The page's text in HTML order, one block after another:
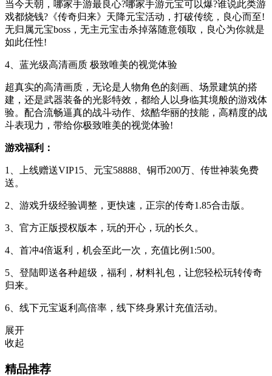
当今天朝，哪家手游最良心?哪家手游元宝可以爆?谁说此类游
戏都烧钱?《传奇归来》天降元宝活动，打破传统，良心而至!
无归属元宝boss，无主元宝击杀掉落随意领取，良心为你就是
如此任性!
4、蓝光级高清画质 极致唯美的视觉体验
超真实的高清画质，无论是人物角色的刻画、场景建筑的搭
建，还是武器装备的光影特效，都给人以身临其境般的游戏体
验。配合流畅逼真的战斗动作、炫酷华丽的技能，高精度的战
斗表现力，带给你极致唯美的视觉体验!
游戏福利：
1、上线赠送VIP15、元宝58888、铜币200万、传世神装免费
送。
2、游戏升级经验调整，更快速，正宗的传奇1.85合击版。
3、官方正版授权版本，玩的开心，玩的长久。
4、首冲4倍返利，机会至此一次，充值比例1:500。
5、登陆即送各种超级，福利，材料礼包，让您轻松玩转传奇
归来。
6、线下元宝返利高倍率，线下终身累计充值活动。
展开
收起
精品推荐